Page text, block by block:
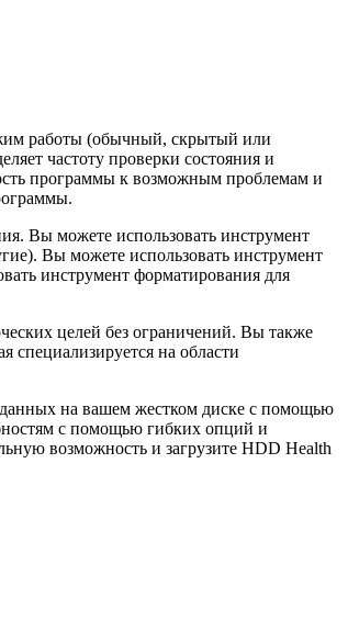
работы (обычный, скрытый или
частоту проверки состояния и
программы к возможным проблемам и
Вы можете использовать инструмент
Вы можете использовать инструмент
инструмент форматирования для
целей без ограничений. Вы также
специализируется на области
на вашем жестком диске с помощью
с помощью гибких опций и
возможность и загрузите HDD Health